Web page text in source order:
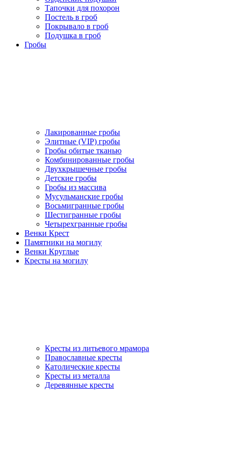
Тапочки для похорон
Постель в гроб
Покрывало в гроб
Подушка в гроб
Гробы
Лакированные гробы
Элитные (VIP) гробы
Гробы обитые тканью
Комбинированные гробы
Двухкрышечные гробы
Детские гробы
Гробы из массива
Мусульманские гробы
Восьмигранные гробы
Шестигранные гробы
Четырехгранные гробы
Венки Крест
Памятники на могилу
Венки Круглые
Кресты на могилу
Кресты из литьевого мрамора
Православные кресты
Католические кресты
Кресты из металла
Деревянные кресты